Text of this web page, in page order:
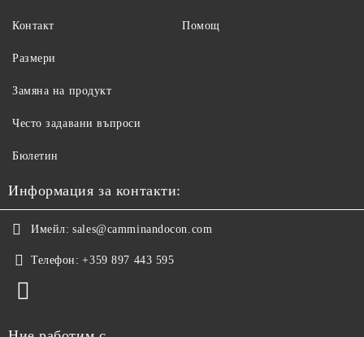
Контакт Помощ
Размери
Замяна на продукт
Често задавани въпроси
Бюлетин
Информация за контакти:
Имейл: sales@camminandocon.com
Телефон: +359 897 443 595